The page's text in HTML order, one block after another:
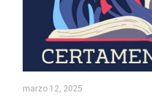
marzo 12, 2025